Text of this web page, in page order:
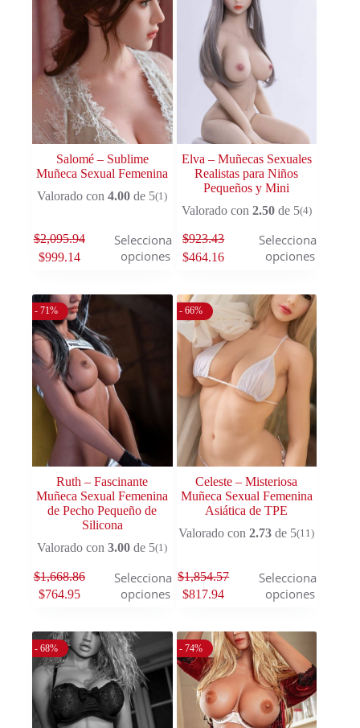
Salomé – Sublime
Muñeca Sexual Femenina
Valorado con4.00 de 5(1)
$2,095.94
$999.14
Seleccionar
opciones
Elva – Muñecas Sexuales
Realistas para Niños
Pequeños y Mini
Valorado con 2.50de 5(4)
$923.43
$464.16
Seleccionar
opciones
- 71%
Ruth – Fascinante
Muñeca Sexual Femenina
de Pecho Pequeño de
Silicona
Valorado con3.00 de 5(1)
$1,668.86
$764.95
Seleccionar
opciones
- 66%
Celeste – Misteriosa
Muñeca Sexual Femenina
Asiática de TPE
Valorado con2.73 de 5(11)
$1,854.57
$817.94
Seleccionar
opciones
- 68% - 74%